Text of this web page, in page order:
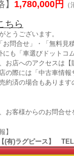
1,780,000円
ちら
とうございます。
お問合せ」・「無料見
も「車選びドットコ
お店へのアクセスは【
の際には「中古車情報
約済の場合もありま
お客様からのお問合せ
報】
(有)ラグピース】